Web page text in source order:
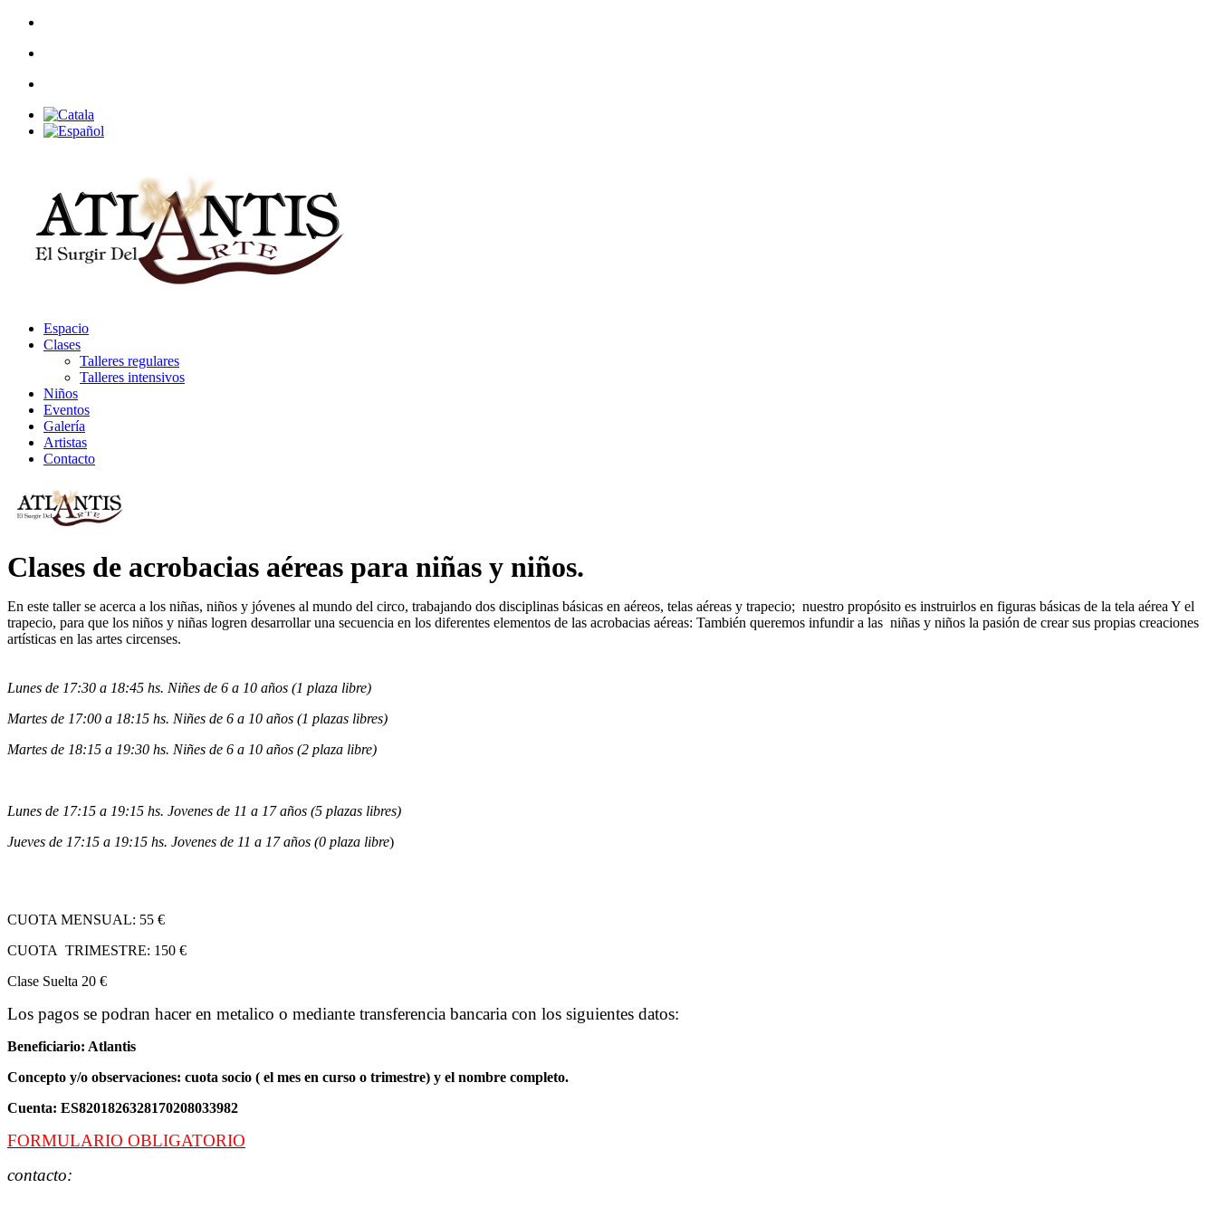
Espacio
Clases
Talleres regulares
Talleres intensivos
Niños
Eventos
Galería
Artistas
Contacto
Clases de acrobacias aéreas para niñas y niños.
En este taller se acerca a los niñas, niños y jóvenes al mundo del circo, trabajando dos disciplinas básicas en aéreos, telas aéreas y trapecio; nuestro propósito es instruirlos en figuras básicas de la tela aérea Y el
trapecio, para que los niños y niñas logren desarrollar una secuencia en los diferentes elementos de las acrobacias aéreas: También queremos infundir a las niñas y niños la pasión de crear sus propias creaciones
artísticas en las artes circenses.
Lunes de 17:30 a 18:45 hs. Niñes de 6 a 10 años (1 plaza libre)
Martes de 17:00 a 18:15 hs. Niñes de 6 a 10 años (1 plazas libres)
Martes de 18:15 a 19:30 hs. Niñes de 6 a 10 años (2 plaza libre)
Lunes de 17:15 a 19:15 hs. Jovenes de 11 a 17 años (5 plazas libres)
Jueves de 17:15 a 19:15 hs. Jovenes de 11 a 17 años (0 plaza libre)
CUOTA MENSUAL: 55 €
CUOTA TRIMESTRE: 150 €
Clase Suelta 20 €
Los pagos se podran hacer en metalico o mediante transferencia bancaria con los siguientes datos:
Beneficiario: Atlantis
Concepto y/o observaciones: cuota socio ( el mes en curso o trimestre) y el nombre completo.
Cuenta: ES8201826328170208033982
FORMULARIO OBLIGATORIO
contacto: